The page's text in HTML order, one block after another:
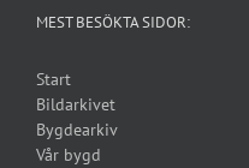
MEST BESÖKTA SIDOR:
Start
Bildarkivet
Bygdearkiv
Vår bygd